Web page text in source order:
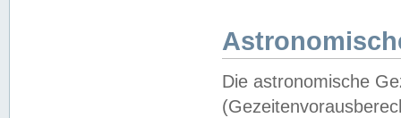
Die astronomische